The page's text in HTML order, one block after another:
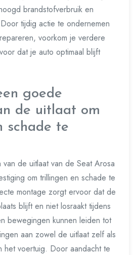
brandstofverbruik en
tijdig actie te ondernemen
voorkom je verdere
dat je auto optimaal blijft
goede
de uitlaat om
schade te
de uitlaat van de Seat Arosa
om trillingen en schade te
montage zorgt ervoor dat de
blijft en niet losraakt tijdens
bewegingen kunnen leiden tot
aan zowel de uitlaat zelf als
het voertuig. Door aandacht te